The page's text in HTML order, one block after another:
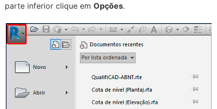
parte inferior clique em Opções.